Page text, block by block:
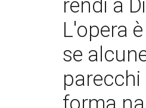
rendi a
L'opera
se
forma